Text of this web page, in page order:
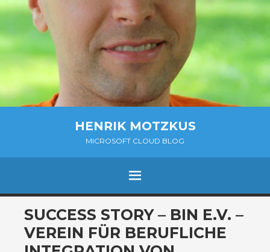
HENRIK MOTZKUS
MICROSOFT CLOUD BLOG
MENÜ
ZUM
INHALT
SPRINGEN
SUCCESS STORY – BIN E.V. –
VEREIN FÜR BERUFLICHE